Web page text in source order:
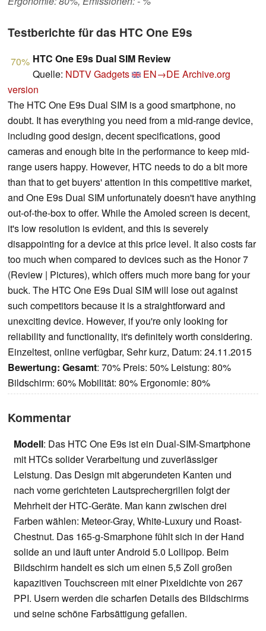
Testberichte für das HTC One E9s
70% HTC One E9s Dual SIM Review
Quelle: NDTV Gadgets EN→DE Archive.org
version
The HTC One E9s Dual SIM is a good smartphone, no
doubt. It has everything you need from a mid-range device,
including good design, decent specifications, good
cameras and enough bite in the performance to keep mid-
range users happy. However, HTC needs to do a bit more
than that to get buyers' attention in this competitive market,
and One E9s Dual SIM unfortunately doesn't have anything
out-of-the-box to offer. While the Amoled screen is decent,
it's low resolution is evident, and this is severely
disappointing for a device at this price level. It also costs far
too much when compared to devices such as the Honor 7
(Review | Pictures), which offers much more bang for your
buck. The HTC One E9s Dual SIM will lose out against
such competitors because it is a straightforward and
unexciting device. However, if you're only looking for
reliability and functionality, it's definitely worth considering.
Einzeltest, online verfügbar, Sehr kurz, Datum: 24.11.2015
Bewertung: Gesamt: 70% Preis: 50% Leistung: 80%
Bildschirm: 60% Mobilität: 80% Ergonomie: 80%
Kommentar
Modell: Das HTC One E9s ist ein Dual-SIM-Smartphone
mit HTCs solider Verarbeitung und zuverlässiger
Leistung. Das Design mit abgerundeten Kanten und
nach vorne gerichteten Lautsprechergrillen folgt der
Mehrheit der HTC-Geräte. Man kann zwischen drei
Farben wählen: Meteor-Gray, White-Luxury und Roast-
Chestnut. Das 165-g-Smarphone fühlt sich in der Hand
solide an und läuft unter Android 5.0 Lollipop. Beim
Bildschirm handelt es sich um einen 5,5 Zoll großen
kapazitiven Touchscreen mit einer Pixeldichte von 267
PPI. Usern werden die scharfen Details des Bildschirms
und seine schöne Farbsättigung gefallen.